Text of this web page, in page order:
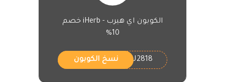
الكوبون اي هيرب - iHerb خصم
10%
CMU2818 نسخ الكوبون